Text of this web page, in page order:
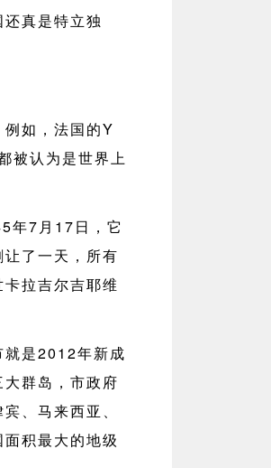
真是特立独
如，法国的Y
被认为是世界上
年7月17日，它
了一天，所有
拉吉尔吉耶维
就是2012年新成
群岛，市政府
、马来西亚、
积最大的地级